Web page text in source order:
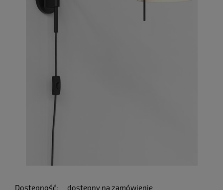
Dostępność:
dostępny na zamówienie